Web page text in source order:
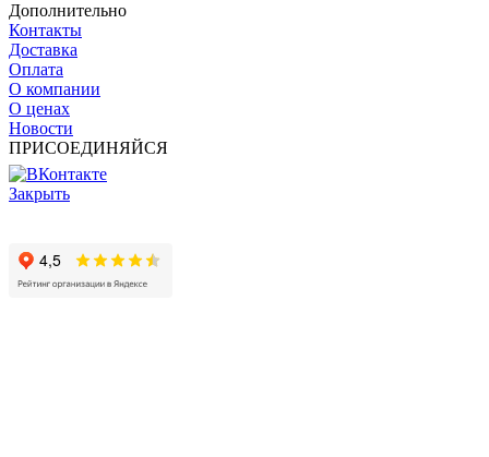
Дополнительно
Контакты
Доставка
Оплата
О компании
О ценах
Новости
ПРИСОЕДИНЯЙСЯ
Закрыть